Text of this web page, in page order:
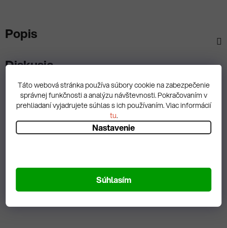
Táto webová stránka používa súbory cookie na zabezpečenie
správnej funkčnosti a analýzu návštevnosti. Pokračovaním v
prehliadaní vyjadrujete súhlas s ich používaním. Viac informácií
tu.
Nastavenie
Súhlasím
Popis
Diskusia
Spätná väzba
Zobrazit hodnotenie